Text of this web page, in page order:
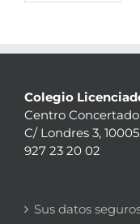
Colegio
Centro Concertado
C/ Londres 3,
927 23 20 02
Sus datos